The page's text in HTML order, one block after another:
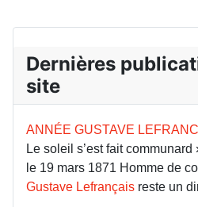
Dernières
site
ANNÉE GUSTAVE
Le soleil s’est fait
le 19 mars 1871 Homme de
Gustave Lefrançais reste un